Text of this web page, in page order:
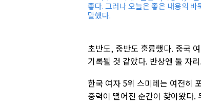
좋다. 그러나 오늘은 좋은 내용의
말했다.
초반도, 중반도 훌륭했다. 중국
기록될 것 같았다. 반상엔 둘 자
한국 여자 5위 스미레는 여전히
중력이 떨어진 순간이 찾아왔다